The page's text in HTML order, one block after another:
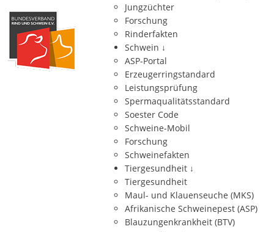
Jungzüchter
Forschung
Rinderfakten
Schwein ↓
ASP-Portal
Erzeugerringstandard
Leistungsprüfung
Spermaqualitätsstandard
Soester Code
Schweine-Mobil
Forschung
Schweinefakten
Tiergesundheit ↓
Tiergesundheit
Maul- und Klauenseuche (MKS)
Afrikanische Schweinepest (ASP)
Blauzungenkrankheit (BTV)